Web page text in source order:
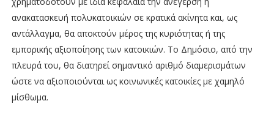
ανακατασκευή πολυκατοικιών σε κρατικά ακίνητα και, ως
αντάλλαγμα, θα αποκτούν μέρος της κυριότητας ή της
εμπορικής αξιοποίησης των κατοικιών. Το Δημόσιο, από την
πλευρά του, θα διατηρεί σημαντικό αριθμό διαμερισμάτων
ώστε να αξιοποιούνται ως κοινωνικές κατοικίες με χαμηλό
μίσθωμα.